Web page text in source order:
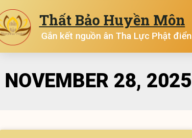
Thất Bảo Huyền Môn
Gắn kết nguồn ân Tha Lực Phật điển
NOVEMBER 28, 2025